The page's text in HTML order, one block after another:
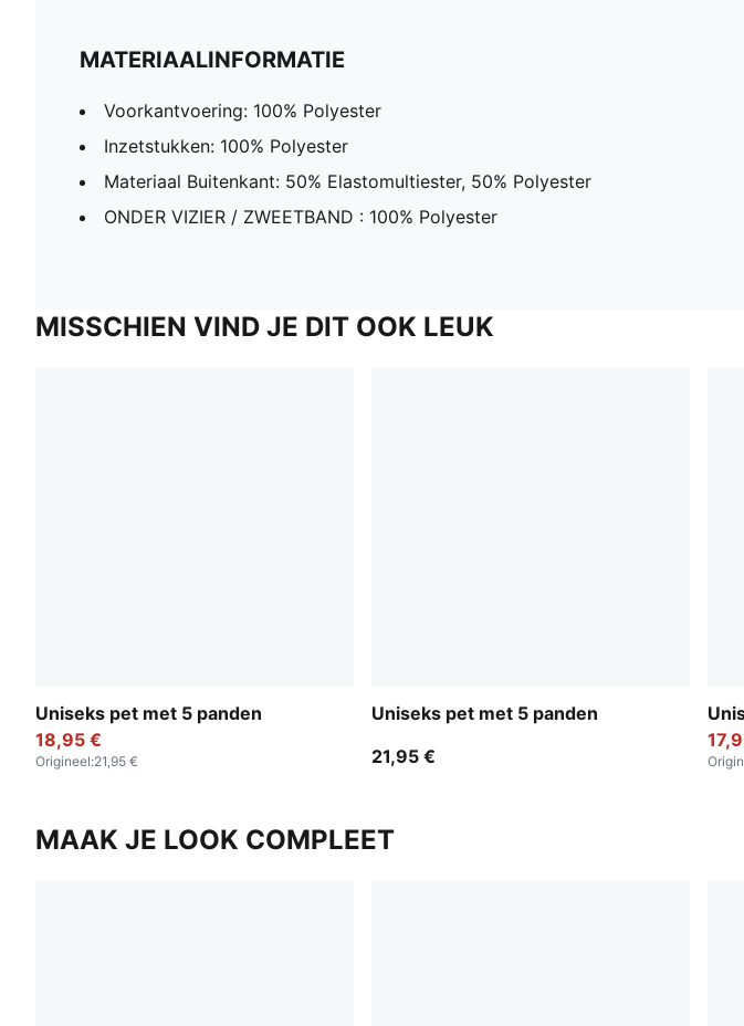
MATERIAALINFORMATIE
Voorkantvoering: 100% Polyester
Inzetstukken: 100% Polyester
Materiaal Buitenkant: 50% Elastomultiester, 50% Polyester
ONDER VIZIER / ZWEETBAND : 100% Polyester
MISSCHIEN VIND JE DIT OOK LEUK
Uniseks pet met 5 panden
18,95 €
Origineel:21,95 €
Uniseks pet met 5 panden
21,95 €
MAAK JE LOOK COMPLEET